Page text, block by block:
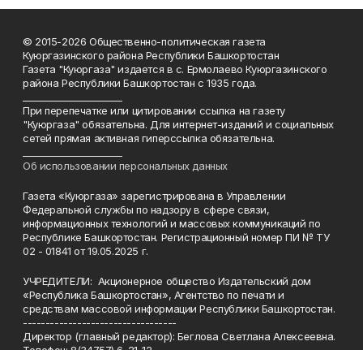
© 2015-2026 Общественно-политическая газета
Куюргазинского района Республики Башкортостан
Газета "Куюргаза" издается в с. Ермолаево Куюргазинского
района Республики Башкортостан с 1935 года.
При перепечатке или цитировании ссылка на газету
"Куюргаза" обязательна. Для интернет-изданий и социальных
сетей прямая активная гиперссылка обязательна.
Об использовании персональных данных
Газета «Куюргаза» зарегистрирована в Управлении
Федеральной службы по надзору в сфере связи,
информационных технологий и массовых коммуникаций по
Республике Башкортостан. Регистрационный номер ПИ № ТУ
02 - 01841 от 19.05.2025 г.
УЧРЕДИТЕЛИ: Акционерное общество Издательский дом
«Республика Башкортостан», Агентство по печати и
средствам массовой информации Республики Башкортостан.
----------------------------------
Директор (главный редактор): Беглова Светлана Алексеевна.